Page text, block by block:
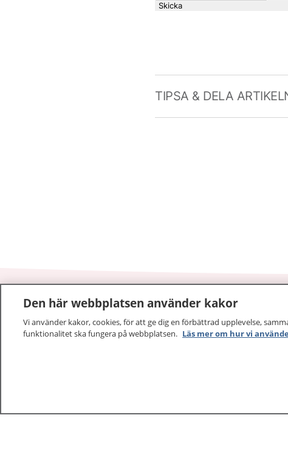
Skicka
TIPSA & DELA
1177 –tryggt om din hälsa och vård
Den här webbplatsen använder kakor
Vi använder kakor, cookies, för att ge dig en förbättrad upplevelse,
funktionalitet ska fungera på webbplatsen. Läs mer om hur vi